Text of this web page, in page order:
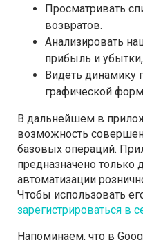
Просматривать
возвратов.
Анализировать
прибыль и
Видеть динамику
графической
В дальнейшем в
возможность
базовых операций.
предназначено только
автоматизации
Чтобы использовать
зарегистрироваться в
Напоминаем, что в